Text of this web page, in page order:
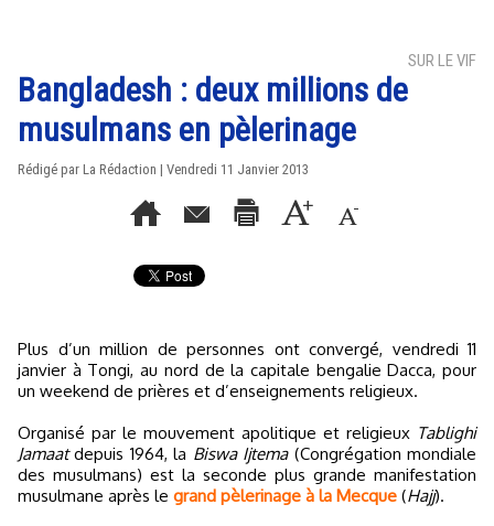
SUR LE VIF
Bangladesh : deux millions de
musulmans en pèlerinage
Rédigé par La Rédaction | Vendredi 11 Janvier 2013
Plus d’un million de personnes ont convergé, vendredi 11
janvier à Tongi, au nord de la capitale bengalie Dacca, pour
un weekend de prières et d’enseignements religieux.
Organisé par le mouvement apolitique et religieux Tablighi
Jamaatdepuis 1964, la Biswa Ijtema(Congrégation mondiale
des musulmans) est la seconde plus grande manifestation
musulmane après le grand pèlerinage à la Mecque (Hajj).